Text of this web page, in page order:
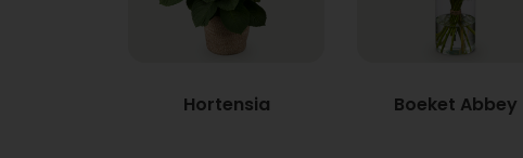
Hortensia Boeket Abbey